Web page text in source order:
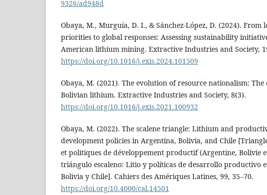
9326/ad948d
Obaya, M., Murguía, D. I., & Sánchez-López, D. (2024). From
priorities to global responses: Assessing sustainability
American lithium mining. Extractive Industries and Society,
https://doi.org/10.1016/j.exis.2024.101509
Obaya, M. (2021). The evolution of resource nationalism: The
Bolivian lithium. Extractive Industries and Society, 8(3).
https://doi.org/10.1016/j.exis.2021.100932
Obaya, M. (2022). The scalene triangle: Lithium and
development policies in Argentina, Bolivia, and Chile
et politiques de développement productif (Argentine, Bolivie
triángulo escaleno: Litio y políticas de desarrollo productivo
Bolivia y Chile]. Cahiers des Amériques Latines, 99, 35–70.
https://doi.org/10.4000/cal.14501